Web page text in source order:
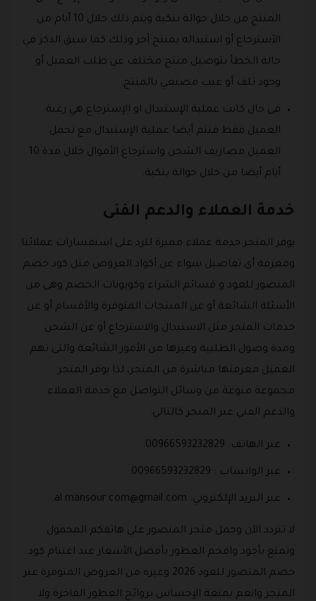
المنتج من خلال حوالة بنكية ويتم ذلك خلال 10 أيام من
الأسترجاع أو استبداله بمنتج آخر وذلك كما سبق الذكر في
حالة الخطأ بتوصيل منتج مختلف عن طلب العميل أو
وجود تلف أو عيب مصنعي بالمنتج.
فى حال كانت عملية الإستبدال او الإسترجاع هي رغبة
العميل فقط فتتم أيضا عملية الإستبدال مع تحمل
العميل مصاريف الشحن واسترجاع الأموال خلال مدة 10
أيام أيضا من خلال حوالة بنكية.
خدمة العملاء والدعم الفنى
يوفر المتجر خدمة عملاء مميزة للرد على استفسارات عملائنا
ومعرفة أى تفاصيل سواء عن أكواد العروض مثل كود خصم
المنصور للعود و قسائم الشراء وكوبونات الخصم وهى من
الأسئلة الشائعة أو عن المنتجات المتوفرة والأقسام أو عن
خدمات المتجر مثل الاستبدال والاسترجاع أو عن الشحن
ومدة وصول الطلبية وغيرها من الأمور الشائعة والتى تهم
العميل معرفتها مباشرة من المتجر، لذا يوفر المتجر
مجموعة منوعة من وسائل التواصل مع خدمة العملاء
والدعم الفني عبر المتجر كالتالي:
عبر الهاتف: 00966593232829.
عبر الواتساب : 00966593232829.
عبر البريد الإلكتروني: al mansour.com@gmail.com
.
لا تتردد الآن وحمل متجر المنصور علي هاتفكم المحمول
وتمتع بأجود وافخم العطور بأفضل الأسعار عند اغتنام كود
خصم المنصور للعود 2026 وغيره من العروض المتوفرة عبر
المتجر وانعم بمتعة الإحساس بروائح العطور الفاخرة ولا